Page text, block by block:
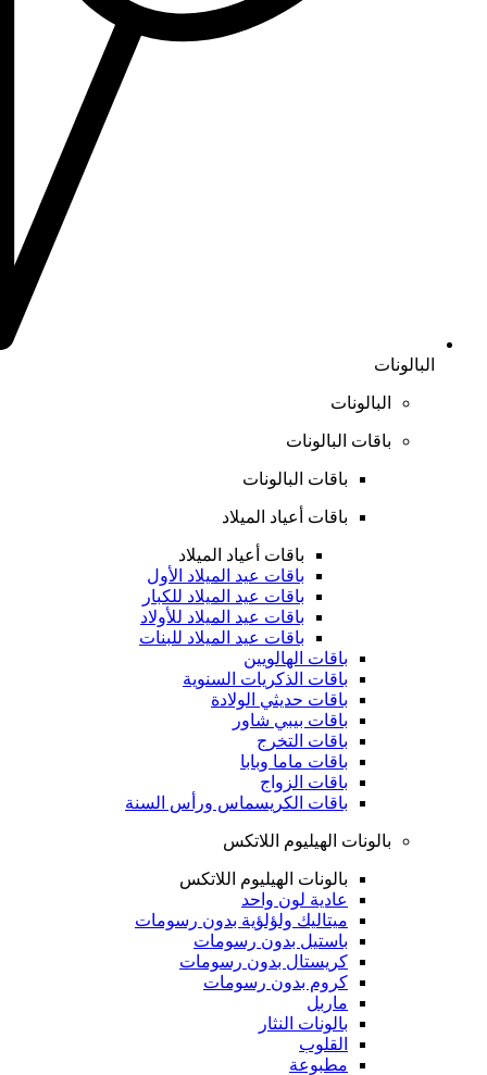
البالونات
البالونات
باقات البالونات
باقات البالونات
باقات أعياد الميلاد
باقات أعياد الميلاد
باقات عيد الميلاد الأول
باقات عيد الميلاد للكبار
باقات عيد الميلاد للأولاد
باقات عيد الميلاد للبنات
باقات الهالويين
باقات الذكريات السنوية
باقات حديثي الولادة
باقات بيبي شاور
باقات التخرج
باقات ماما وبابا
باقات الزواج
باقات الكريسماس ورأس السنة
بالونات الهيليوم اللاتكس
بالونات الهيليوم اللاتكس
عادية لون واحد
ميتاليك ولؤلؤية بدون رسومات
باستيل بدون رسومات
كريستال بدون رسومات
كروم بدون رسومات
ماربل
بالونات النثار
القلوب
مطبوعة